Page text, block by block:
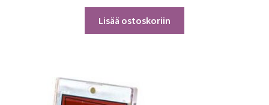
Lisää ostoskoriin